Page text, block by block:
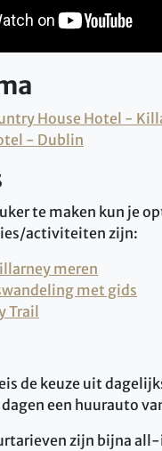
House Hotel -
- Dublin
te maken kun je
activiteiten zijn:
meren
met gids
Trail
de keuze uit
een huurauto
zijn bijna